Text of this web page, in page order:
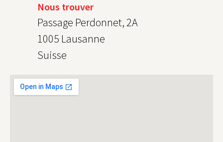
Nous trouver
Passage Perdonnet, 2A
1005 Lausanne
Suisse